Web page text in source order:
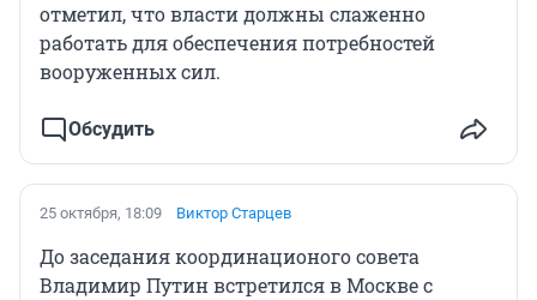
отметил, что власти должны слаженно
работать для обеспечения потребностей
вооруженных сил.
Обсудить
25 октября, 18:09 Виктор Старцев
До заседания координационого совета
Владимир Путин встретился в Москве с